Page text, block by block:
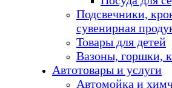
Подсвечники,
сувенирная
Товары для детей
Вазоны, горшки,
Автотовары и услуги
Автомойка и